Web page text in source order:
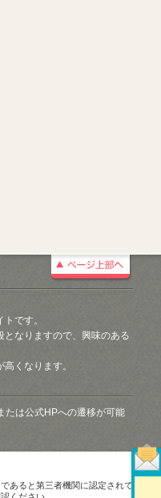
です。
なりますので、興味のある
くなります。
たは公式HPへの遷移が可能
あると第三者機関に認定されて
ください。